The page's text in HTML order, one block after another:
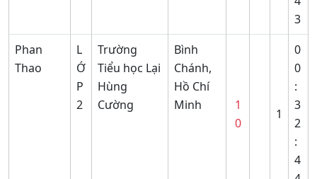
3
Phan
Thao
L
Ớ
P
2
Trường
Tiểu học Lại
Hùng
Cường
Bình
Chánh,
Hồ Chí
Minh
1
0
1
0
0
:
3
2
:
4